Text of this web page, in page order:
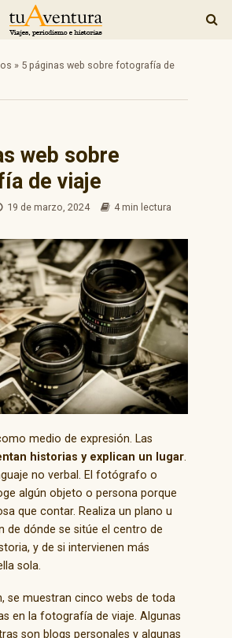
» 5 páginas web sobre fotografía de
web sobre
de viaje
19 de marzo, 2024 4 min lectura
medio de expresión. Las
historias y explican un lugar.
no verbal. El fotógrafo o
algún objeto o persona porque
que contar. Realiza un plano u
de dónde se sitúe el centro de
y de si intervienen más
sola.
se muestran cinco webs de toda
en la fotografía de viaje. Algunas
son blogs personales y algunas